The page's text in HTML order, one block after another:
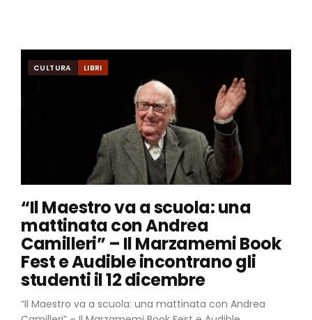
CULTURA LIBRI
“Il Maestro va a scuola: una
mattinata con Andrea
Camilleri” – Il Marzamemi Book
Fest e Audible incontrano gli
studenti il 12 dicembre
“Il Maestro va a scuola: una mattinata con Andrea